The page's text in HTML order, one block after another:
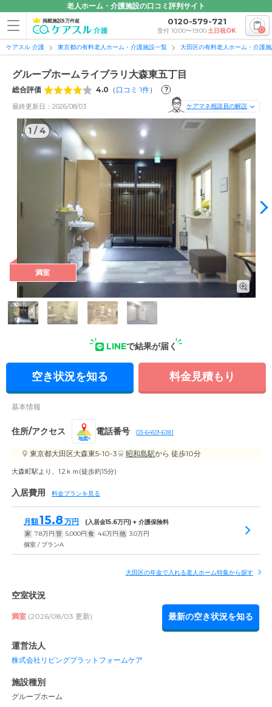
老人ホーム・介護施設の口コミ評判サイト
掲載施設5万件超 0120-579-721
受付 10:00〜19:00土日祝OK 0
ケアスル 介護 東京都の有料老人ホーム・介護施設一覧 大田区の有料老人ホーム・介護
グループホームライブラリ大森東五丁目
総合評価 4.0 （ 口コミ 1件） ?
最終更新日：2026/08/03 ケアマネ相談員の解説
1 /4
1/4
受付・エントランス: エントランス付近は段差がなく、安全に
出入りできるつくりです。全館バリアフリー設計を取り入れて
満室
LINEで結果が届く
空き状況を知る 料金見積もり
基本情報
住所/アクセス
地図
電話番号 03-6459-6181
東京都大田区大森東5-10-3 昭和島駅から 徒歩10分
大森町駅より、1.2ｋｍ(徒歩約15分)
入居費用 料金プランを見る
月額15.8 万円 (入居金15.6万円) + 介護保険料
家 7.8万円 管 5,000円 食 4.6万円 他 3.0万円
個室 / プランA
大田区の年金で入れる老人ホーム特集から探す
空室状況
満室 (2026/08/03 更新) 最新の空き状況を知る
運営法人
株式会社リビングプラットフォームケア
施設種別
グループホーム